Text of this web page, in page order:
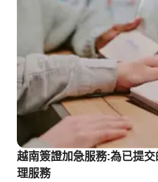
越南簽證加急服務:為已提
理服務